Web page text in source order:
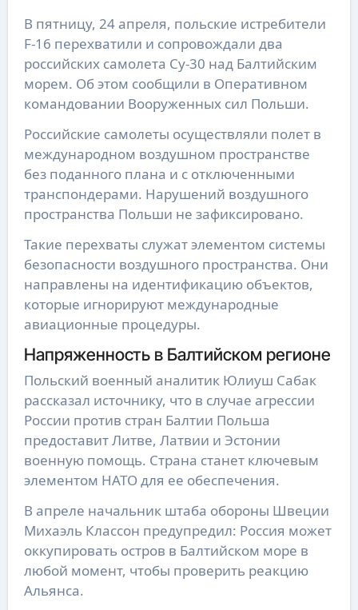
В пятницу, 24 апреля, польские истребители
F-16 перехватили и сопровождали два
российских самолета Су-30 над Балтийским
морем. Об этом сообщили в Оперативном
командовании Вооруженных сил Польши.
Российские самолеты осуществляли полет в
международном воздушном пространстве
без поданного плана и с отключенными
транспондерами. Нарушений воздушного
пространства Польши не зафиксировано.
Такие перехваты служат элементом системы
безопасности воздушного пространства. Они
направлены на идентификацию объектов,
которые игнорируют международные
авиационные процедуры.
Напряженность в Балтийском регионе
Польский военный аналитик Юлиуш Сабак
рассказал источнику, что в случае агрессии
России против стран Балтии Польша
предоставит Литве, Латвии и Эстонии
военную помощь. Страна станет ключевым
элементом НАТО для ее обеспечения.
В апреле начальник штаба обороны Швеции
Михаэль Классон предупредил: Россия может
оккупировать остров в Балтийском море в
любой момент, чтобы проверить реакцию
Альянса.